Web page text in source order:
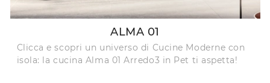
ALMA 01
Clicca e scopri un universo di Cucine Moderne con
isola: la cucina Alma 01 Arredo3 in Pet ti aspetta!